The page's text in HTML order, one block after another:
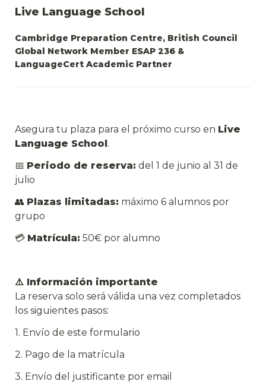
Live Language School
Cambridge Preparation Centre, British Council
Global Network Member ESAP 236 &
LanguageCert Academic Partner
Asegura tu plaza para el próximo curso en Live
Language School.
📅 Periodo de reserva: del 1 de junio al 31 de
julio
👥 Plazas limitadas: máximo 6 alumnos por
grupo
💳 Matrícula: 50€ por alumno
⚠️ Información importante
La reserva solo será válida una vez completados
los siguientes pasos:
1. Envío de este formulario
2. Pago de la matrícula
3. Envío del justificante por email